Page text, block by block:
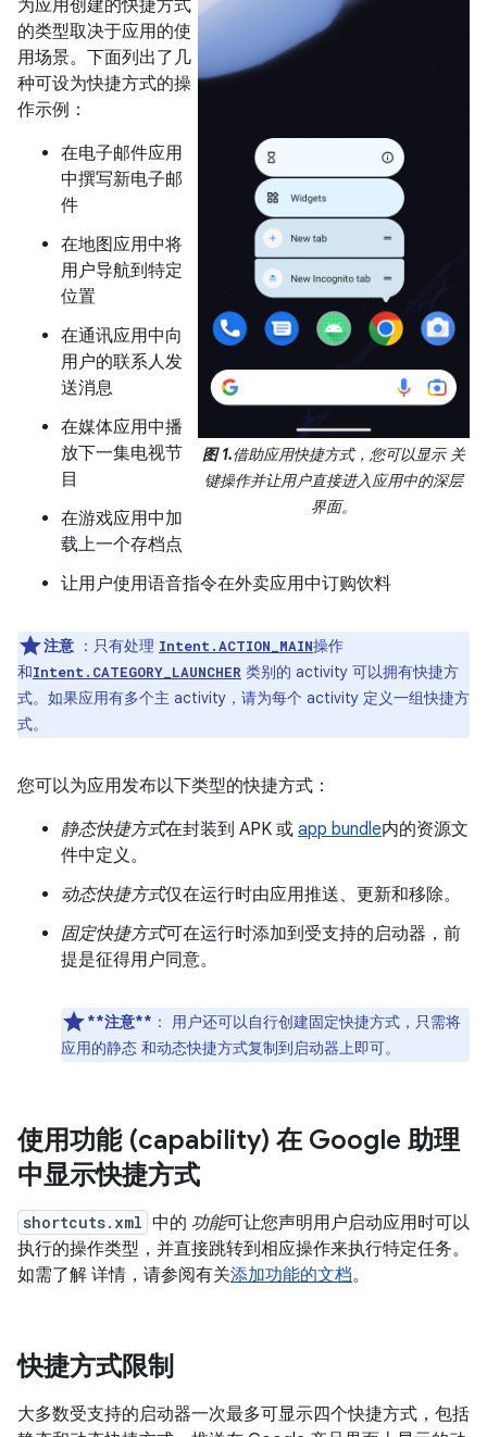
图 1.借助应用快捷方式，您可以显示 关
键操作并让用户直接进入应用中的深层
界面。
为应用创建的快捷方式
的类型取决于应用的使
用场景。下面列出了几
种可设为快捷方式的操
作示例：
在电子邮件应用
中撰写新电子邮
件
在地图应用中将
用户导航到特定
位置
在通讯应用中向
用户的联系人发
送消息
在媒体应用中播
放下一集电视节
目
在游戏应用中加
载上一个存档点
让用户使用语音指令在外卖应用中订购饮料
注意 ：只有处理 Intent.ACTION_MAIN操作
和Intent.CATEGORY_LAUNCHER 类别的 activity 可以拥有快捷方
式。如果应用有多个主 activity，请为每个 activity 定义一组快捷方
式。
您可以为应用发布以下类型的快捷方式：
静态快捷方式在封装到 APK 或 app bundle内的资源文
件中定义。
动态快捷方式仅在运行时由应用推送、更新和移除。
固定快捷方式可在运行时添加到受支持的启动器，前
提是征得用户同意。
**注意** ：
用户还可以自行创建固定快捷方式，只需将
应用的静态 和动态快捷方式复制到启动器上即可。
使用功能 (capability) 在 Google 助理
中显示快捷方式
shortcuts.xml 中的 功能可让您声明用户启动应用时可以
执行的操作类型，并直接跳转到相应操作来执行特定任务。
如需了解 详情，请参阅有关添加功能的文档。
快捷方式限制
大多数受支持的启动器一次最多可显示四个快捷方式，包括